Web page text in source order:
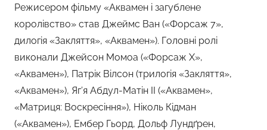
Режисером фільму «Аквамен і загублене
королівство» став Джеймс Ван («Форсаж 7»,
дилогія «Закляття», «Аквамен»). Головні ролі
виконали Джейсон Момоа («Форсаж Х»,
«Аквамен»), Патрік Вілсон (трилогія «Закляття»,
«Аквамен»), Яг’я Абдул-Матін II («Аквамен»,
«Матриця: Воскресіння»), Ніколь Кідман
(«Аквамен»), Ембер Гьорд, Дольф Лундґрен,